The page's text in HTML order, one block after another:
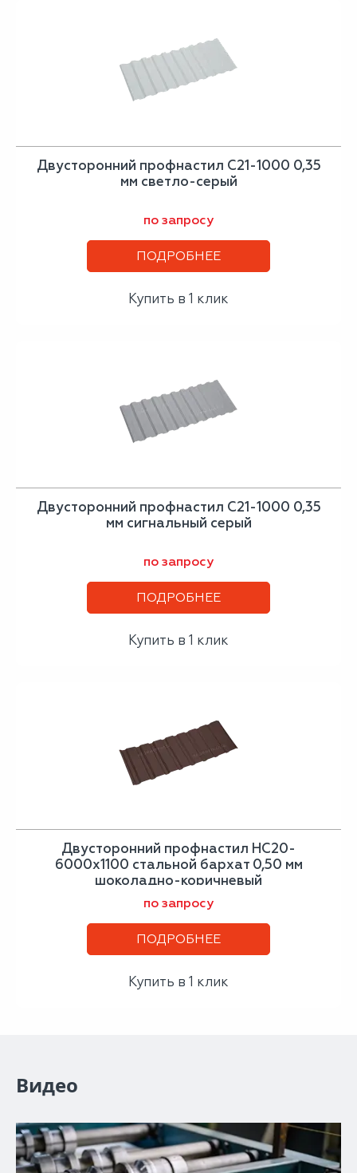
Двусторонний профнастил С21-1000 0,35
мм светло-серый
по запросу
ПОДРОБНЕЕ
Купить в 1 клик
Двусторонний профнастил С21-1000 0,35
мм сигнальный серый
по запросу
ПОДРОБНЕЕ
Купить в 1 клик
Двусторонний профнастил НС20-
6000х1100 стальной бархат 0,50 мм
шоколадно-коричневый
по запросу
ПОДРОБНЕЕ
Купить в 1 клик
Видео